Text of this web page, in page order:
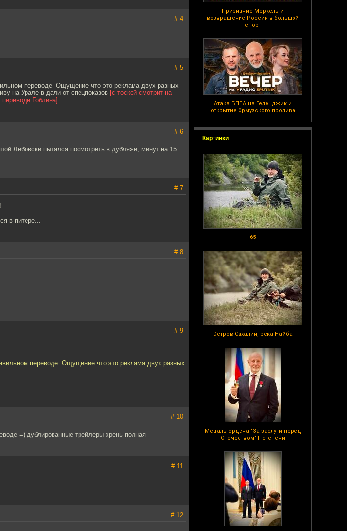
Признание Меркель и
возвращение России в большой
спорт
Атака БПЛА на Геленджик и
открытие Ормузского пролива
Картинки
65
Остров Сахалин, река Найба
Медаль ордена "За заслуги перед
Отечеством" II степени
# 4
# 5
переводе. Ощущение что это реклама двух разных
на Урале в дали от спецпоказов [с тоской смотрит на
Гоблина] .
# 6
Лебовски пытался посмотреть в дубляже, минут на 15
# 7
в питере...
# 8
# 9
переводе. Ощущение что это реклама двух разных
# 10
=) дублированные трейлеры хрень полная
# 11
# 12